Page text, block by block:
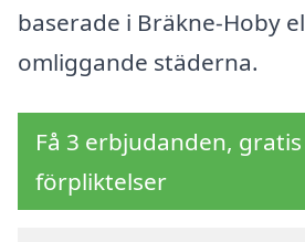
baserade i Bräkne-Hoby
omliggande städerna.
Få 3 erbjudanden,
förpliktelser